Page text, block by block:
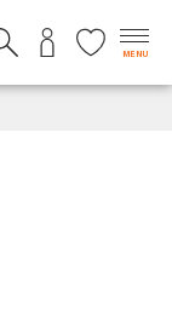
MENU